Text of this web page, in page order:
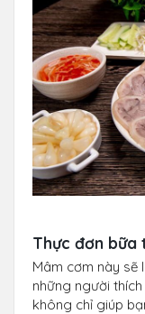
Thực đơn bữa
Mâm cơm này sẽ
những người
không chỉ giúp